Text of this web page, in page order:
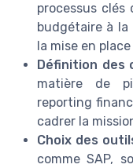
processus
budgétaire à
la mise en
Définition des
matière de
reporting
cadrer la
Choix des
comme SAP,